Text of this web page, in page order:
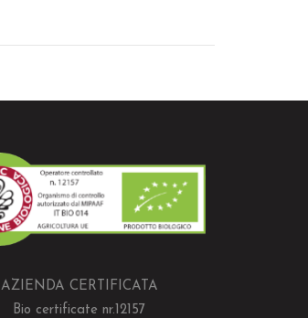
AZIENDA CERTIFICATA
Bio certificate nr.12157